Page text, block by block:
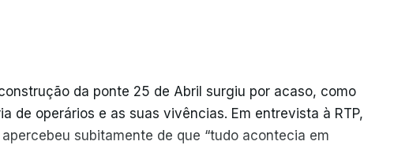
da ponte 25 de Abril surgiu por acaso, como
de operários e as suas vivências. Em entrevista à RTP,
subitamente de que “tudo acontecia em